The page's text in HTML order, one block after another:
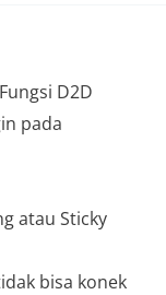
D2D
pada
atau Sticky
bisa konek